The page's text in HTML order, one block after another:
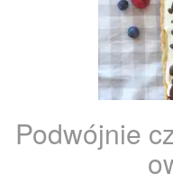
Podwójnie